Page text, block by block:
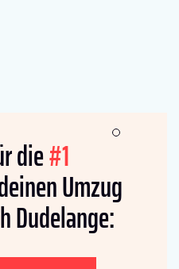
die#1
Umzug
Dudelange: